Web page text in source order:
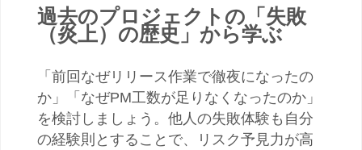
過去のプロジェクトの「失敗
（炎上）の歴史」から学ぶ
「前回なぜリリース作業で徹夜になったの
か」「なぜPM工数が足りなくなったのか」
を検討しましょう。他人の失敗体験も自分
の経験則とすることで、リスク予見力が高